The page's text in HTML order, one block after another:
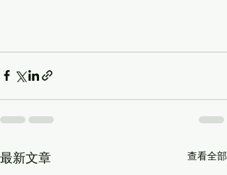
最新文章 查看全部